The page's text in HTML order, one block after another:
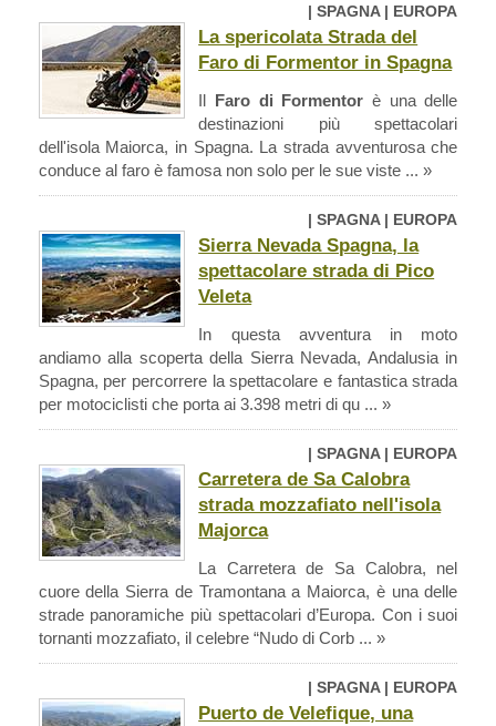
| SPAGNA | EUROPA
La spericolata Strada del
Faro di Formentor in Spagna
Il Faro di Formentor è una delle
destinazioni più spettacolari
dell'isola Maiorca, in Spagna. La strada avventurosa che
conduce al faro è famosa non solo per le sue viste ... »
| SPAGNA | EUROPA
Sierra Nevada Spagna, la
spettacolare strada di Pico
Veleta
In questa avventura in moto
andiamo alla scoperta della Sierra Nevada, Andalusia in
Spagna, per percorrere la spettacolare e fantastica strada
per motociclisti che porta ai 3.398 metri di qu ... »
| SPAGNA | EUROPA
Carretera de Sa Calobra
strada mozzafiato nell'isola
Majorca
La Carretera de Sa Calobra, nel
cuore della Sierra de Tramontana a Maiorca, è una delle
strade panoramiche più spettacolari d’Europa. Con i suoi
tornanti mozzafiato, il celebre “Nudo di Corb ... »
| SPAGNA | EUROPA
Puerto de Velefique, una